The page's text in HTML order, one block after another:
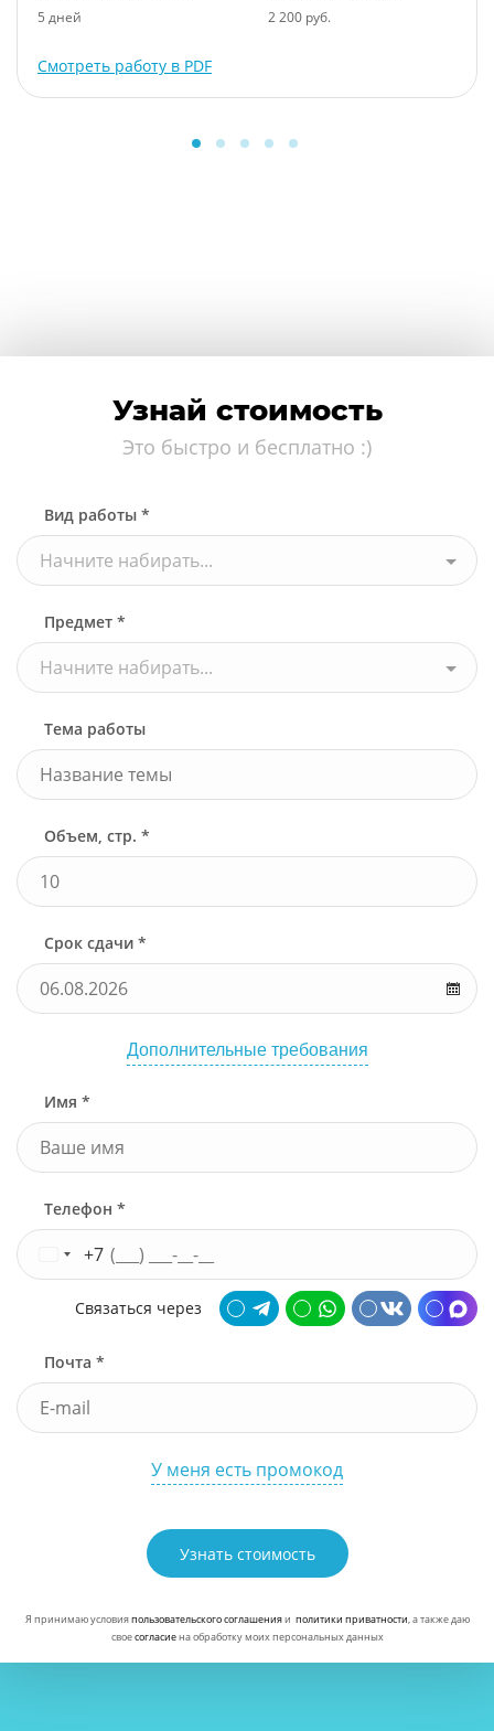
5 дней 2 200 руб.
Смотреть работу в PDF
Узнай стоимость
Это быстро и бесплатно :)
Вид работы *
Начните набирать...
Предмет *
Начните набирать...
Тема работы
Объем, стр. *
Срок сдачи *
Дополнительные требования
Имя *
Телефон *
+7
Связаться через
Почта *
У меня есть промокод
Узнать стоимость
Я принимаю условияпользовательского соглашенияи политики приватности, а также даю
своесогласиена обработку моих персональных данных